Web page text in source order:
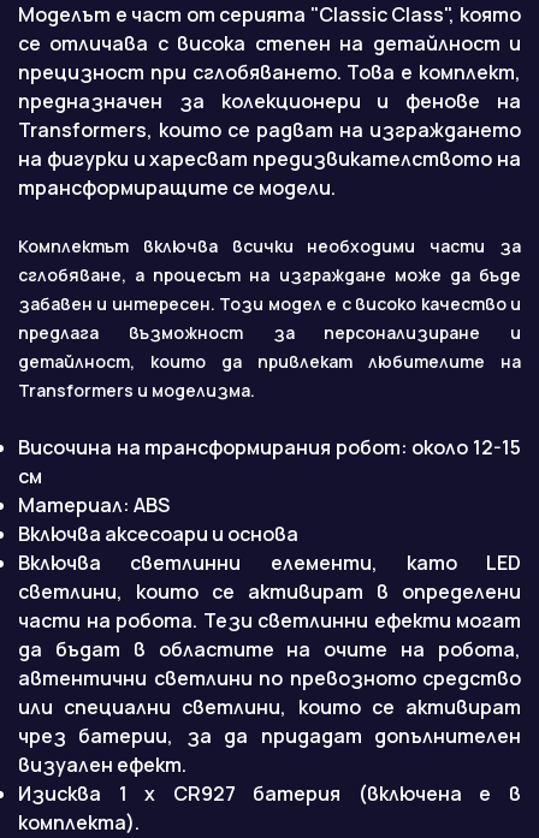
Моделът е част от серията "Classic Class", която
се отличава с висока степен на детайлност и
прецизност при сглобяването. Това е комплект,
предназначен за колекционери и фенове на
Transformers, които се радват на изграждането
на фигурки и харесват предизвикателството на
трансформиращите се модели.
Комплектът включва всички необходими части за
сглобяване, а процесът на изграждане може да бъде
забавен и интересен. Този модел е с високо качество и
предлага възможност за персонализиране и
детайлност, които да привлекат любителите на
Transformers и моделизма.
Височина на трансформирания робот: около 12-15
см
Материал: ABS
Включва аксесоари и основа
Включва светлинни елементи, като LED
светлини, които се активират в определени
части на робота. Тези светлинни ефекти могат
да бъдат в областите на очите на робота,
автентични светлини по превозното средство
или специални светлини, които се активират
чрез батерии, за да придадат допълнителен
визуален ефект.
Изисква 1 x CR927 батерия (включена е в
комплекта).